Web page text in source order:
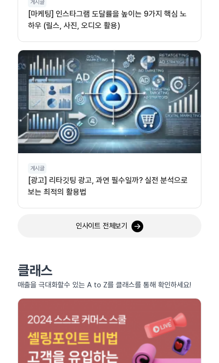
게시글
[마케팅] 인스타그램 도달률을 높이는 9가지 핵심 노
하우 (릴스, 사진, 오디오 활용)
게시글
[광고] 리타깃팅 광고, 과연 필수일까? 실전 분석으로
보는 최적의 활용법
인사이트 전체보기
클래스
매출을 극대화할수 있는 A to Z를 클래스를 통해 확인하세요!